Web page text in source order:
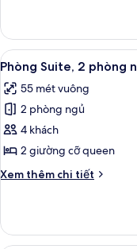
công
(Typ
1)
Phòng,
phòng
ban
công
1)
Xem
tất
cả
ảnh
Phòng
Suite,
2
phòng
ban
công
8
Phòng Suite, 2 phòng
55 mét vuông
2 phòng ngủ
4 khách
2 giường cỡ queen
Xem thêm chi tiết
Chi
Phòng
Suite,